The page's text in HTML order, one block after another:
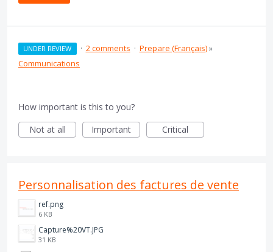
UNDER REVIEW · 2 comments · Prepare (Français)»
Communications
How important is this to you?
Not at all
Important Critical
Personnalisation des factures de vente
ref.png
6 KB
Capture%20VT.JPG
31 KB